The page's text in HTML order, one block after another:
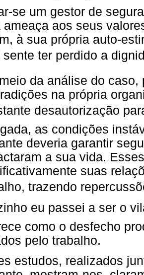
se um gestor de
ameaça aos seus
à sua própria auto-
sente ter perdido a
da análise do
na própria
desautorização
as condições
deveria garantir
a sua vida.
suas
trazendo
eu passei a ser o
como o desfecho
pelo trabalho.
estudos, realizados